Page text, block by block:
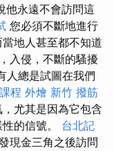
他永遠不會訪問這
您必須不斷地進行
地人甚至都不知道
入侵，不斷的騷擾
人總是試圖在我們
程 外燴 新竹 撥筋
尤其是因為它包含
的信號。 台北記
現金三角之後訪問